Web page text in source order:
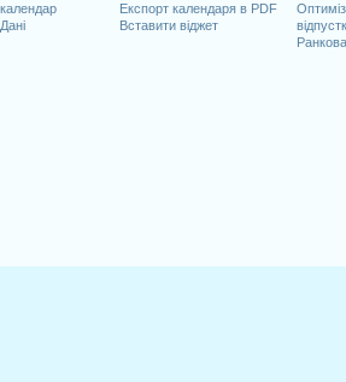
календар
Дані
Експорт календаря в PDF
Вставити віджет